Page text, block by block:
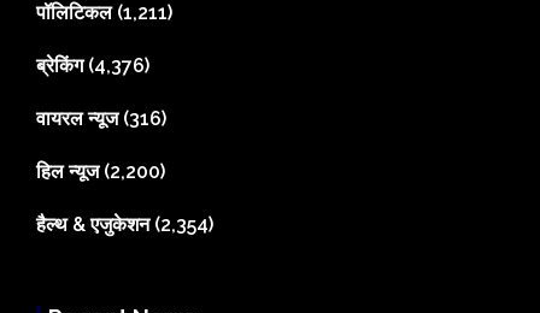
पॉलिटिकल(1,211)
ब्रेकिंग(4,376)
वायरल न्यूज(316)
हिल न्यूज(2,200)
हैल्थ & एजुकेशन(2,354)